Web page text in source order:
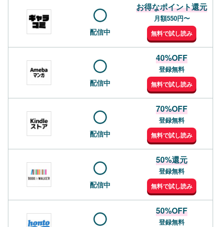
配信中
お得なポイント還元
月額550円〜
無料で試し読み
配信中
40%OFF
登録無料
無料で試し読み
配信中
70%OFF
登録無料
無料で試し読み
配信中
50%還元
登録無料
無料で試し読み
50%OFF
登録無料